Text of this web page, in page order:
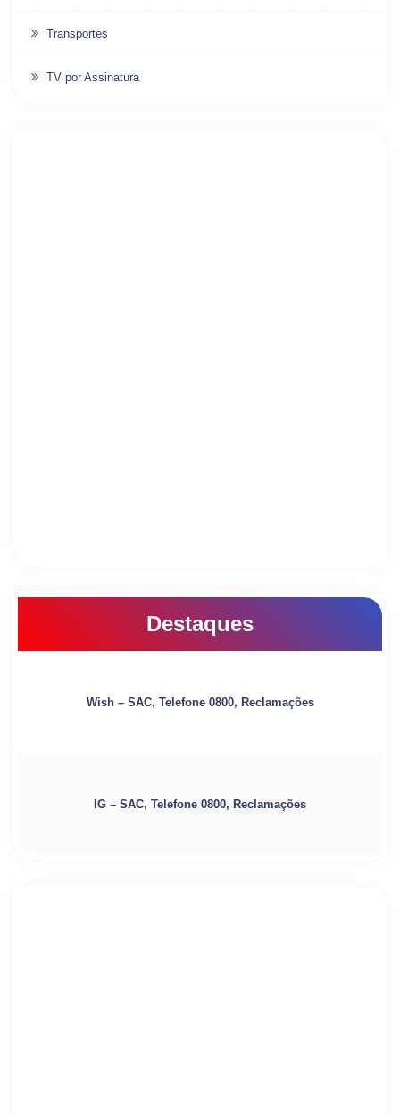
Transportes
TV por Assinatura
Destaques
Wish – SAC, Telefone 0800, Reclamações
IG – SAC, Telefone 0800, Reclamações